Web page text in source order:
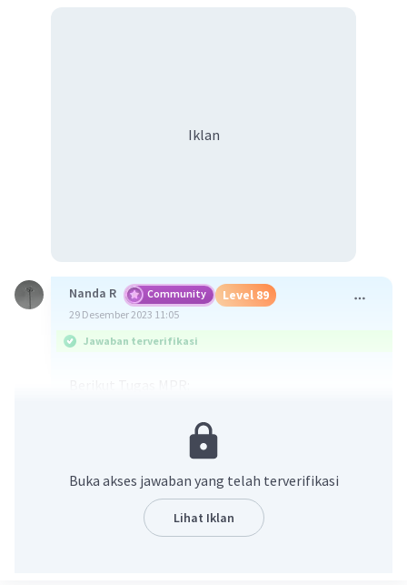
Iklan
Nanda R Community Level 89
29 Desember 2023 11:05
Jawaban terverifikasi
Menetapkan atau mengubah Undang-
Undang Dasar Negara Republik Indonesia
Memilih Presiden dan Wakil Presiden.
Menetapkan Garis-Garis Besar Haluan
Negara (GBHN).
Buka akses jawaban yang telah terverifikasi
Lihat Iklan